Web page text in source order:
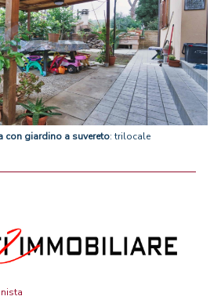
con giardino a suvereto: trilocale